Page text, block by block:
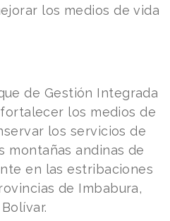
los medios de vida
de Gestión Integrada
los medios de
los servicios de
montañas andinas de
en las estribaciones
de Imbabura,